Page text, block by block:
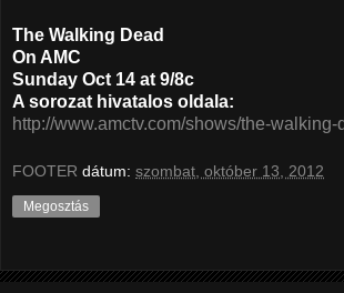
The Walking Dead
On AMC
Sunday Oct 14 at 9/8c
A sorozat hivatalos oldala:
http://www.amctv.com/shows/the-walking-
FOOTER dátum: szombat, október 13, 2012
Megosztás